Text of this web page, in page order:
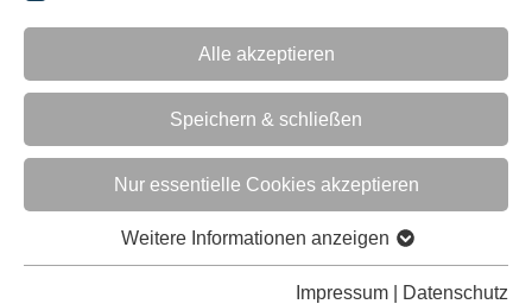
Alle akzeptieren
Speichern & schließen
Nur essentielle Cookies akzeptieren
Weitere Informationen anzeigen
Impressum Datenschutz
LEITWERK IST
QUALIFIZIERTER APT-